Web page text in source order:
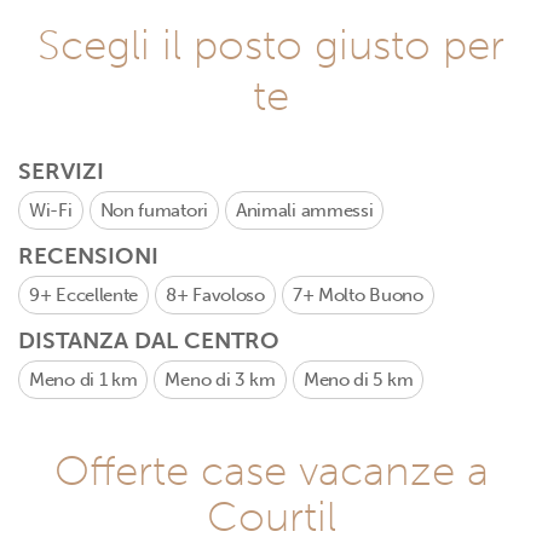
Scegli il posto giusto per
te
SERVIZI
Wi-Fi Non fumatori Animali ammessi
RECENSIONI
9+ Eccellente 8+ Favoloso 7+ Molto Buono
DISTANZA DAL CENTRO
Meno di 1 km Meno di 3 km Meno di 5 km
Offerte case vacanze a
Courtil